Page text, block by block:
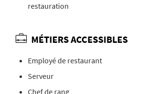
restauration
MÉTIERS ACCESSIBLES
Employé de restaurant
Serveur
Chef de rang